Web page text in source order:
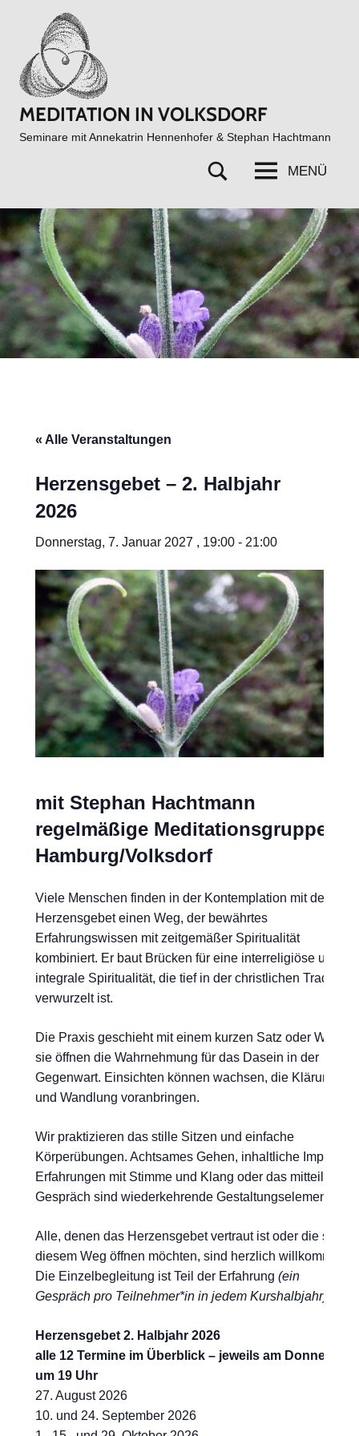
springen
MEDITATION IN VOLKSDORF
Seminare mit Annekatrin Hennenhofer & Stephan Hachtmann
MENÜ
« Alle Veranstaltungen
Herzensgebet – 2. Halbjahr
2026
Donnerstag, 7. Januar 2027 , 19:00 - 21:00
mit Stephan Hachtmann
regelmäßige Meditationsgruppe in
Hamburg/Volksdorf
Viele Menschen finden in der Kontemplation mit dem
Herzensgebet einen Weg, der bewährtes
Erfahrungswissen mit zeitgemäßer Spiritualität
kombiniert. Er baut Brücken für eine interreligiöse und
integrale Spiritualität, die tief in der christlichen Tradition
verwurzelt ist.
Die Praxis geschieht mit einem kurzen Satz oder Wort,
sie öffnen die Wahrnehmung für das Dasein in der
Gegenwart. Einsichten können wachsen, die Klärung
und Wandlung voranbringen.
Wir praktizieren das stille Sitzen und einfache
Körperübungen. Achtsames Gehen, inhaltliche Impulse,
Erfahrungen mit Stimme und Klang oder das mitteilende
Gespräch sind wiederkehrende Gestaltungselemente.
Alle, denen das Herzensgebet vertraut ist oder die sich
diesem Weg öffnen möchten, sind herzlich willkommen.
Die Einzelbegleitung ist Teil der Erfahrung (ein
Gespräch pro Teilnehmer*in in jedem Kurshalbjahr)
Herzensgebet 2. Halbjahr 2026
alle 12 Termine im Überblick – jeweils am Donnerstag
um 19 Uhr
27. August 2026
10. und 24. September 2026